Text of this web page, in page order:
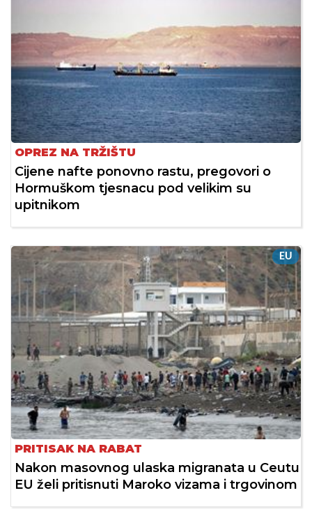
OPREZ NA TRŽIŠTU
Cijene nafte ponovno rastu, pregovori o
Hormuškom tjesnacu pod velikim su
upitnikom
EU
PRITISAK NA RABAT
Nakon masovnog ulaska migranata u Ceutu
EU želi pritisnuti Maroko vizama i trgovinom